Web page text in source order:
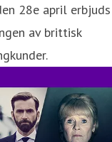
28e april erbjuds
av brittisk